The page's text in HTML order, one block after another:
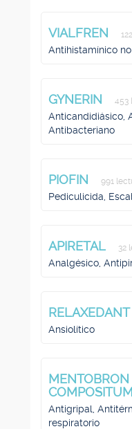
VIALFREN
Antihistamínico
GYNERIN 453
Anticandidiásico,
Antibacteriano
PIOFIN 991
Pediculicida,
APIRETAL 32
Analgésico,
RELAXEDANT
Ansiolítico
MENTOBRON
COMPOSITUM
Antigripal,
respiratorio